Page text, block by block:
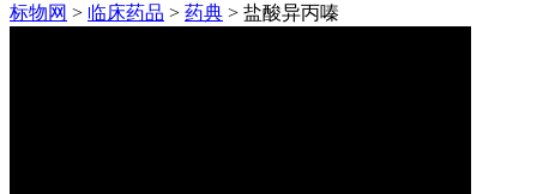
标物网 > 临床药品 > 药典 > 盐酸异丙嗪